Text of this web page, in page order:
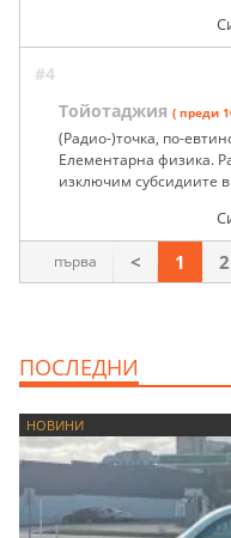
#4
Тойотаджия ( преди
(Радио-)точка, по-
Елементарна физика.
изключим субсидиите
първа < 1 2
ПОСЛЕДНИ
НОВИНИ